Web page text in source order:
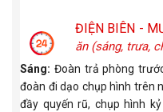
ĐIỆN BIÊN -
ăn (sáng, trưa,
Sáng: Đoàn trả phòng
đoàn đi dạo chụp hình trên
đầy quyến rũ, chụp hình